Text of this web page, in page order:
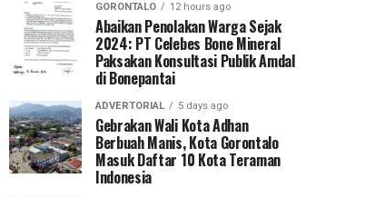
GORONTALO 12 hours ago
Abaikan Penolakan Warga Sejak
2024: PT Celebes Bone Mineral
Paksakan Konsultasi Publik Amdal
di Bonepantai
ADVERTORIAL 5 days ago
Gebrakan Wali Kota Adhan
Berbuah Manis, Kota Gorontalo
Masuk Daftar 10 Kota Teraman
Indonesia